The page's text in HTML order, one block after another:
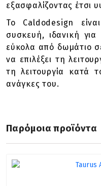
εξασφαλίζοντας έτσι
Το Caldodesign
συσκευή, ιδανική
εύκολα από δωμάτιο
να επιλέξει τη
τη λειτουργία κατά
ανάγκες του.
Παρόμοια προϊόντα